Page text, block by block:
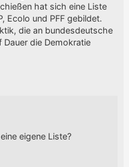
hat sich eine Liste
Ecolo und PFF gebildet.
die an bundesdeutsche
die Demokratie
eigene Liste?